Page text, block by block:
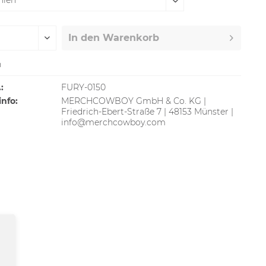
In den Warenkorb
FURY-0150
MERCHCOWBOY GmbH & Co. KG |
Friedrich-Ebert-Straße 7 | 48153 Münster |
info@merchcowboy.com